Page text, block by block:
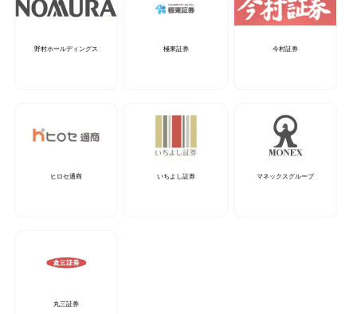
野村ホールディングス 極東証券 今村証券
ヒロセ通商 いちよし証券 マネックスグループ
丸三証券